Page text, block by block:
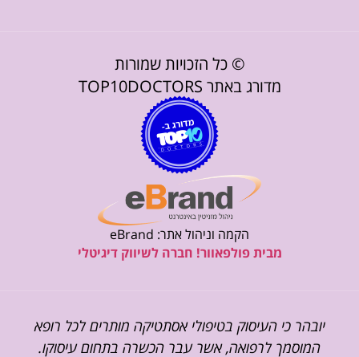
© כל הזכויות שמורות
מדורג באתר TOP10DOCTORS
הקמה וניהול אתר: eBrand
מבית פולפאוור! חברה לשיווק דיגיטלי
יובהר כי העיסוק בטיפולי אסתטיקה מותרים לכל רופא
המוסמך לרפואה, אשר עבר הכשרה בתחום עיסוקו.